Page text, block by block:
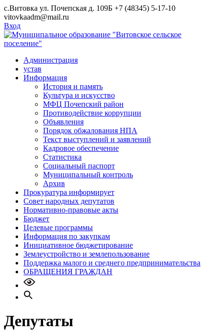
Skip
to
content
с.Витовка ул. Почепская д. 109Б +7 (48345) 5-17-10
vitovkaadm@mail.ru
Вход
Администрация
устав
Информация
История и память
Культура и искусство
МФЦ Почепский район
Противодействие коррупции
Объявления
Порядок обжалования НПА
Текст выступлений и заявлений
Кадровое обеспечение
Статистика
Социальный паспорт
Муниципальный контроль
Архив
Прокуратура информирует
Совет народных депутатов
Нормативно-правовые акты
Бюджет
Целевые программы
Информация по закупкам
Инициативное бюджетирование
Землеустройство и землепользование
Поддержка малого и среднего предпринимательства
ОБРАЩЕНИЯ ГРАЖДАН
Депутаты